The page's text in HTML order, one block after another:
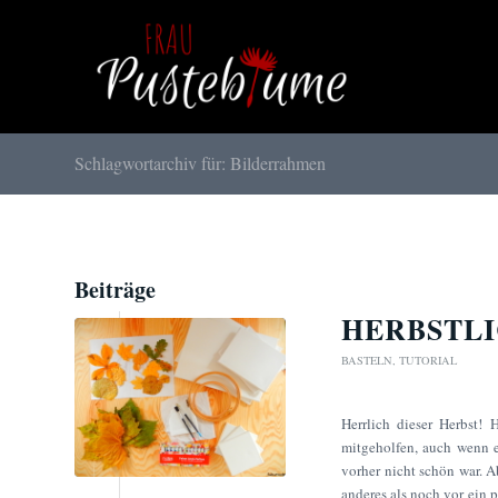
Schlagwortarchiv für: Bilderrahmen
Beiträge
BASTELN, TUTORIAL
Herrlich dieser Herbst!
mitgeholfen, auch wenn
vorher nicht schön war.
anderes als noch vor ein